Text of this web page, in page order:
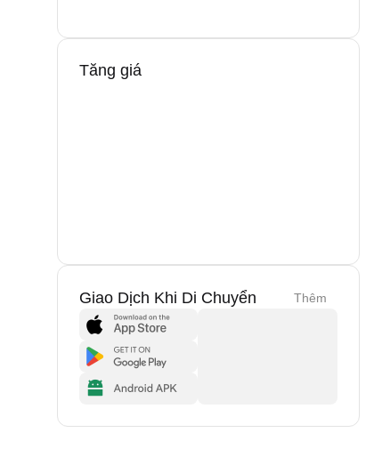
Tăng giá
Giao Dịch Khi Di Chuyển Thêm